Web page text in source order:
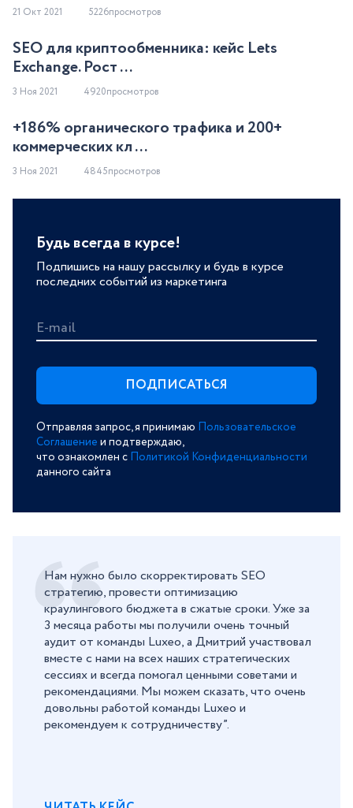
21 Окт 2021 5226просмотров
SEO для криптообменника: кейс Lets
Exchange. Рост ...
3 Ноя 2021 4920просмотров
+186% органического трафика и 200+
коммерческих кл ...
3 Ноя 2021 4845просмотров
Будь всегда в курсе!
Подпишись на нашу рассылку и будь в курсе
последних событий из маркетинга
E-mail
Отправляя запрос, я принимаю Пользовательское
Соглашение и подтверждаю,
что ознакомлен с Политикой Конфиденциальности
данного сайта
Нам нужно было скорректировать SEO
стратегию, провести оптимизацию
краулингового бюджета в сжатые сроки. Уже за
3 месяца работы мы получили очень точный
аудит от команды Luxeo, а Дмитрий участвовал
вместе с нами на всех наших стратегических
сессиях и всегда помогал ценными советами и
рекомендациями. Мы можем сказать, что очень
довольны работой команды Luxeo и
рекомендуем к сотрудничеству”.